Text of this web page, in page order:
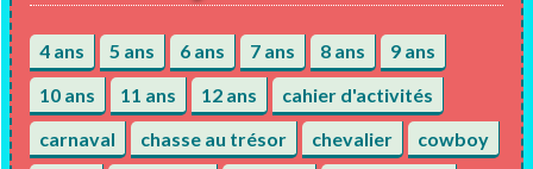
4 ans 5 ans 6 ans 7 ans 8 ans
9 ans
10 ans
11 ans 12 ans
cahier d'activités
carnaval
chasse au trésor chevalier
cowboy